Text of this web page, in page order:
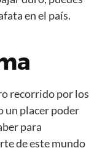
en el país.
recorrido por los
un placer poder
para
de este mundo